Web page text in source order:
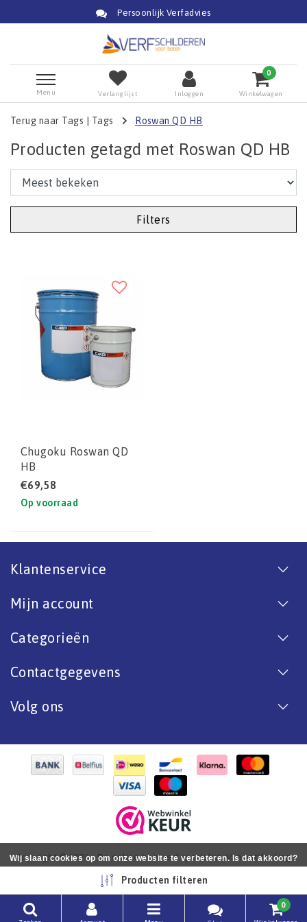
Persoonlijk Verfadvies
Menu Verlanglijst Inloggen
0
Winkelwagen
Terug naar Tags Tags Roswan QD HB
Producten getagd met Roswan QD HB
Filters
Chugoku Roswan QD
HB
€69,58
Op voorraad
Klantenservice
Mijn account
Categorieën
Contactgegevens
Volg ons
Copyright © 2026 - De online bootverf specialist. Van antifouling
tot aflak. - All rights reserved - RealizationInStijl Media
Producten filteren
0
Wij slaan cookies op om onze website te verbeteren. Is dat akkoord?
Nee Meer over cookies »